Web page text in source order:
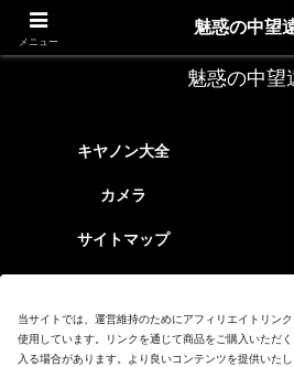
レトロなEFレン
魅惑の中望
キヤノン大全
カメラ
サイトマップ
当サイトでは、運営維持のためにアフィリエイトリン
使用しています。リンクを通じて商品をご購入いただ
入る場合があります。より良いコンテンツを提供いた
メニュー
魅惑の中望